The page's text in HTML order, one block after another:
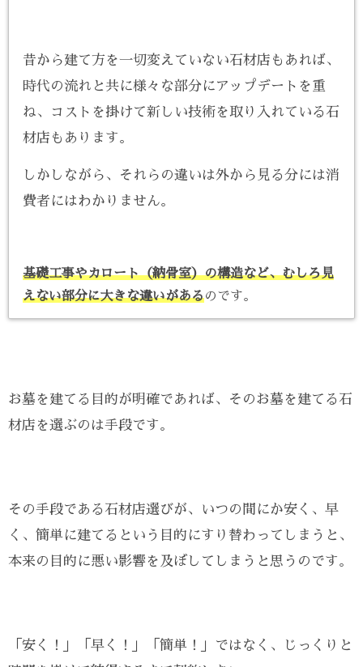
昔から建て方を一切変えていない石材店もあれば、
時代の流れと共に様々な部分にアップデートを重
ね、コストを掛けて新しい技術を取り入れている石
材店もあります。
しかしながら、それらの違いは外から見る分には消
費者にはわかりません。
基礎工事やカロート（納骨室）の構造など、むしろ見
えない部分に大きな違いがあるのです。
お墓を建てる目的が明確であれば、そのお墓を建てる石
材店を選ぶのは手段です。
その手段である石材店選びが、いつの間にか安く、早
く、簡単に建てるという目的にすり替わってしまうと、
本来の目的に悪い影響を及ぼしてしまうと思うのです。
「安く！」「早く！」「簡単！」ではなく、じっくりと